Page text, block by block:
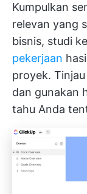
Kumpulkan
relevan yang
bisnis, studi
pekerjaan
proyek.
dan gunakan
tahu Anda